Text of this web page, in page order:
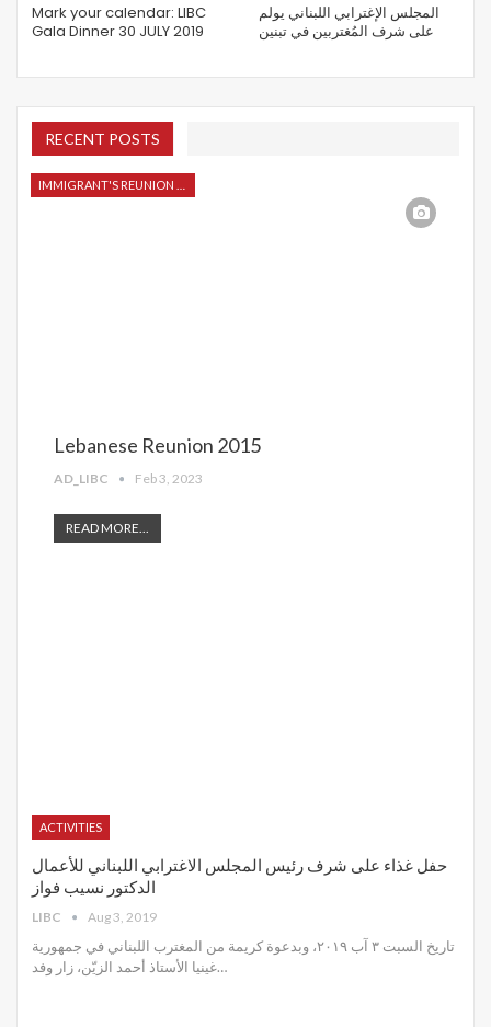
Mark your calendar: LIBC
Gala Dinner 30 JULY 2019
المجلس الإغترابي اللبناني يولم
على شرف المُغتربين في تبنين
RECENT POSTS
Lebanese Reunion 2015
AD_LIBC Feb 3, 2023
READ MORE...
ACTIVITIES
حفل غذاء على شرف رئيس المجلس الاغترابي اللبناني للأعمال
الدكتور نسيب فواز
LIBC Aug 3, 2019
تاريخ السبت ٣ آب ٢٠١٩، وبدعوة كريمة من المغترب اللبناني في جمهورية
غينيا الأستاذ أحمد الزيّن، زار وفد…